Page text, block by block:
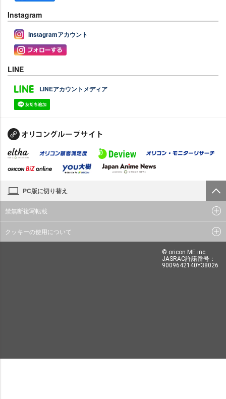
Instagram
Instagramアカウント
LINE
LINEアカウントメディア
PC版に切り替え
禁無断複写転載
クッキーの使用について
© oricon ME inc.
JASRAC許諾番号：
9009642140Y38026